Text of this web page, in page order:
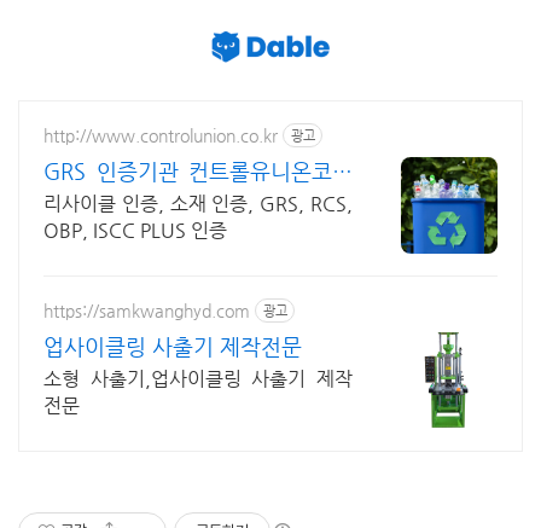
http://www.controlunion.co.kr 광고
GRS 인증기관 컨트롤유니온코리
아
리사이클 인증, 소재 인증, GRS, RCS,
OBP, ISCC PLUS 인증
https://samkwanghyd.com 광고
업사이클링 사출기 제작전문
소형 사출기,업사이클링 사출기 제작
전문